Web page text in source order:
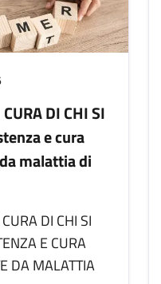
DI CHI SI
e cura
malattia di
DI CHI SI
E CURA
DA MALATTIA